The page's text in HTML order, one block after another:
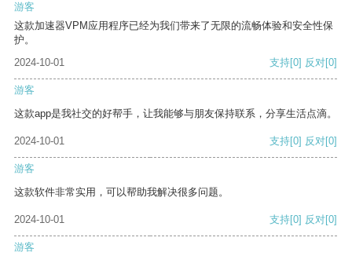
游客
这款加速器VPM应用程序已经为我们带来了无限的流畅体验和安全性保
护。
2024-10-01
支持[0] 反对[0]
游客
这款app是我社交的好帮手，让我能够与朋友保持联系，分享生活点滴。
2024-10-01 支持[0] 反对[0]
游客
这款软件非常实用，可以帮助我解决很多问题。
2024-10-01 支持[0] 反对[0]
游客